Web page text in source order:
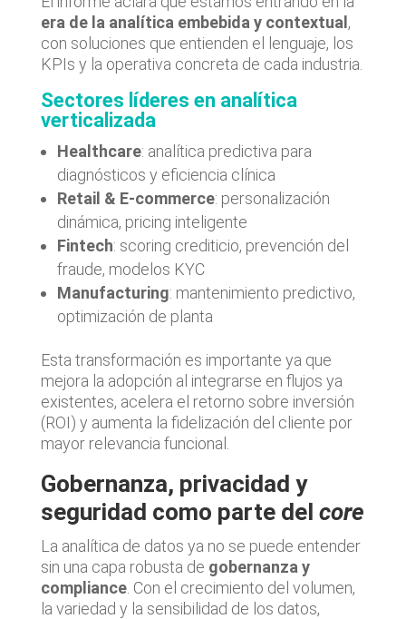
era de la analítica embebida y contextual ,
con soluciones que entienden el lenguaje, los
KPIs y la operativa concreta de cada industria.
Sectores líderes en analítica
verticalizada
Healthcare: analítica predictiva para
diagnósticos y eficiencia clínica
Retail & E-commerce: personalización
dinámica, pricing inteligente
Fintech: scoring crediticio, prevención del
fraude, modelos KYC
Manufacturing: mantenimiento predictivo,
optimización de planta
Esta transformación es importante ya que
mejora la adopción al integrarse en flujos ya
existentes, acelera el retorno sobre inversión
(ROI) y aumenta la fidelización del cliente por
mayor relevancia funcional.
Gobernanza, privacidad y
seguridad como parte del core
La analítica de datos ya no se puede entender
sin una capa robusta de gobernanza y
compliance. Con el crecimiento del volumen,
la variedad y la sensibilidad de los datos,